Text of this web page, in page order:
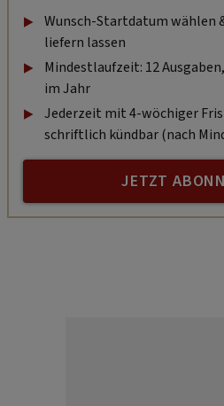
Wunsch-Startdatum wählen
liefern lassen
Mindestlaufzeit: 12
im Jahr
Jederzeit mit 4-wöchiger
schriftlich kündbar (nach
JETZT